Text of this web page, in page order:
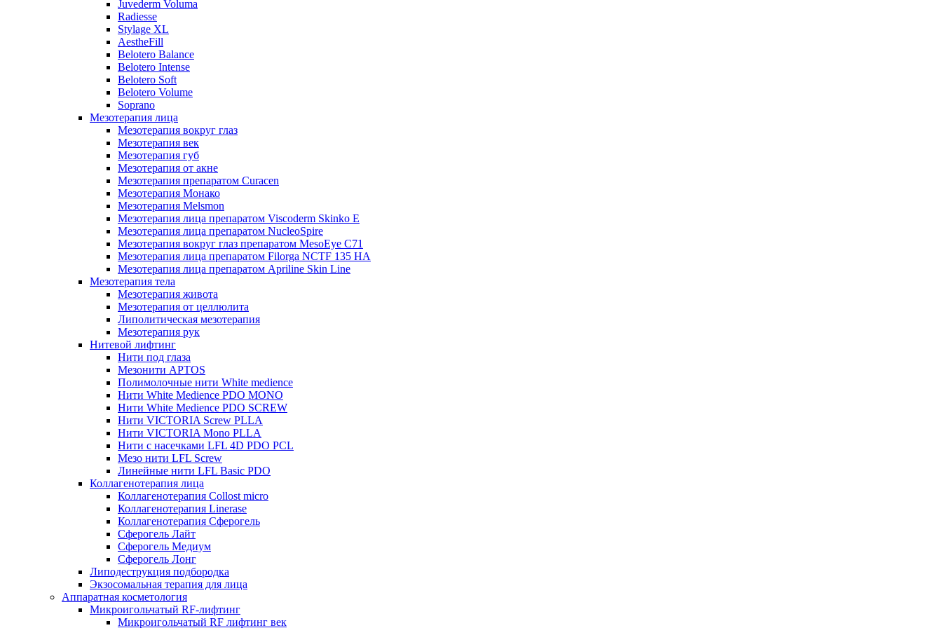
Juvederm Voluma
Radiesse
Stylage XL
AestheFill
Belotero Balance
Belotero Intense
Belotero Soft
Belotero Volume
Soprano
Мезотерапия лица
Мезотерапия вокруг глаз
Мезотерапия век
Мезотерапия губ
Мезотерапия от акне
Мезотерапия препаратом Curacen
Мезотерапия Монако
Мезотерапия Melsmon
Мезотерапия лица препаратом Viscoderm Skinko E
Мезотерапия лица препаратом NucleoSpire
Мезотерапия вокруг глаз препаратом MesoEye С71
Мезотерапия лица препаратом Filorga NCTF 135 HA
Мезотерапия лица препаратом Apriline Skin Line
Мезотерапия тела
Мезотерапия живота
Мезотерапия от целлюлита
Липолитическая мезотерапия
Мезотерапия рук
Нитевой лифтинг
Нити под глаза
Мезонити APTOS
Полимолочные нити White medience
Нити White Medience PDO MONO
Нити White Medience PDO SCREW
Нити VICTORIA Screw PLLA
Нити VICTORIA Mono PLLA
Нити с насечками LFL 4D PDO PCL
Мезо нити LFL Screw
Линейные нити LFL Basic PDO
Коллагенотерапия лица
Коллагенотерапия Collost micro
Коллагенотерапия Linerase
Коллагенотерапия Сферогель
Сферогель Лайт
Сферогель Медиум
Сферогель Лонг
Липодеструкция подбородка
Экзосомальная терапия для лица
Аппаратная косметология
Микроигольчатый RF-лифтинг
Микроигольчатый RF лифтинг век